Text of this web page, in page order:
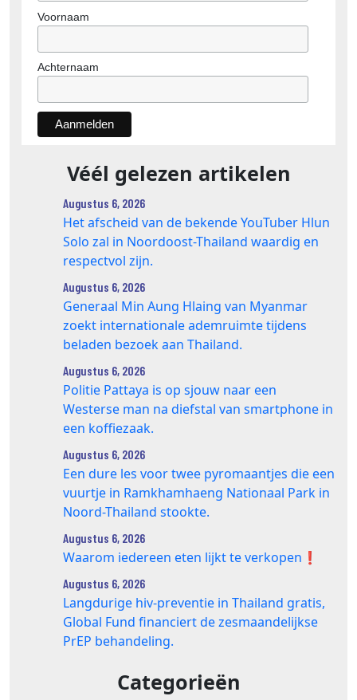
Voornaam
Achternaam
Véél gelezen artikelen
Augustus 6, 2026
Het afscheid van de bekende YouTuber Hlun
Solo zal in Noordoost-Thailand waardig en
respectvol zijn.
Augustus 6, 2026
Generaal Min Aung Hlaing van Myanmar
zoekt internationale ademruimte tijdens
beladen bezoek aan Thailand.
Augustus 6, 2026
Politie Pattaya is op sjouw naar een
Westerse man na diefstal van smartphone in
een koffiezaak.
Augustus 6, 2026
Een dure les voor twee pyromaantjes die een
vuurtje in Ramkhamhaeng Nationaal Park in
Noord-Thailand stookte.
Augustus 6, 2026
Waarom iedereen eten lijkt te verkopen❗️
Augustus 6, 2026
Langdurige hiv-preventie in Thailand gratis,
Global Fund financiert de zesmaandelijkse
PrEP behandeling.
Categorieën